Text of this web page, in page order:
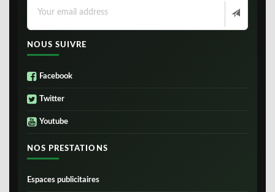
NOUS SUIVRE
Facebook
Twitter
Youtube
NOS PRESTATIONS
Espaces publicitaires